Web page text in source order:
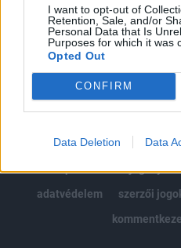
I want to opt-out of
Retention, Sale, and/or
Personal Data that Is
Purposes for which it was
Opted Out
CONFIRM
Data Deletion Data
MÁR ELŐFIZETŐNK VAGY?
© 2026
impresszum
jogi
adatvédelem
szerzői